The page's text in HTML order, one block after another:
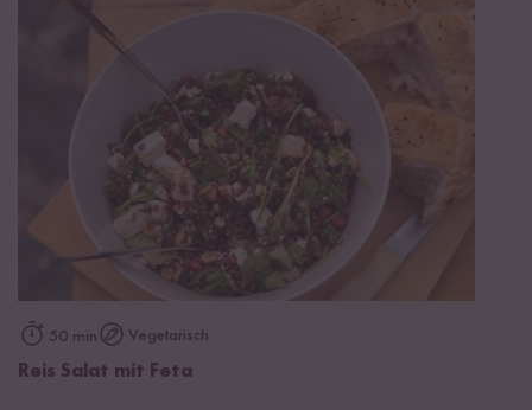
50 min Vegetarisch
Reis Salat mit Feta